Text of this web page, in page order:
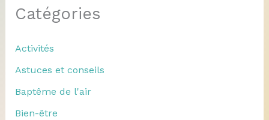
Catégories
Activités
Astuces et conseils
Baptême de l'air
Bien-être